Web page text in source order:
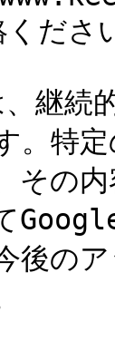
ださ
継続
。特
その
後の